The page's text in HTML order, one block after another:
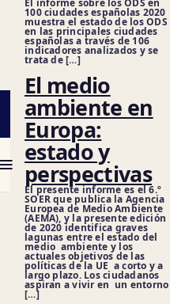
El informe sobre los ODS en
100 ciudades españolas 2020
muestra el estado de los ODS
en las principales ciudades
españolas a través de 106
indicadores analizados y se
trata de […]
El medio
ambiente en
Europa:
estado y
perspectivas
El presente informe es el 6.º
SOER que publica la Agencia
Europea de Medio Ambiente
(AEMA), y la presente edición
de 2020 identifica graves
lagunas entre el estado del
medio ambiente y los
actuales objetivos de las
políticas de la UE a corto y a
largo plazo. Los ciudadanos
aspiran a vivir en un entorno
[…]